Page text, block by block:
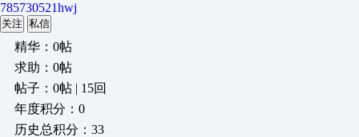
785730521hwj
关注 私信
精华：0帖
求助：0帖
帖子：0帖 | 15回
年度积分：0
历史总积分：33